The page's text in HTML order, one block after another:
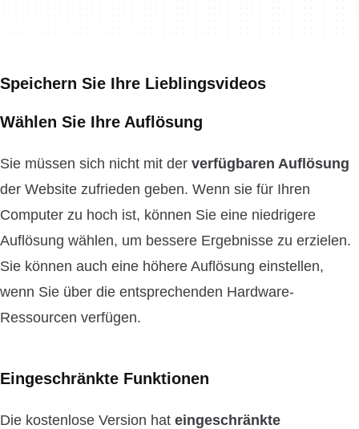
Speichern Sie Ihre Lieblingsvideos
Wählen Sie Ihre Auflösung
Sie müssen sich nicht mit der verfügbaren Auflösung
der Website zufrieden geben. Wenn sie für Ihren
Computer zu hoch ist, können Sie eine niedrigere
Auflösung wählen, um bessere Ergebnisse zu erzielen.
Sie können auch eine höhere Auflösung einstellen,
wenn Sie über die entsprechenden Hardware-
Ressourcen verfügen.
Eingeschränkte Funktionen
Die kostenlose Version hat eingeschränkte